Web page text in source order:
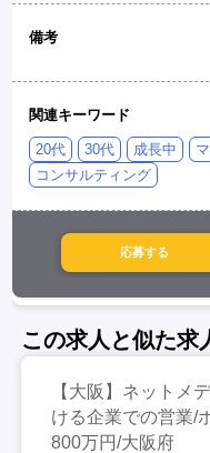
備考
関連キーワード
20代 30代 成長中
コンサルティング
この求人と似た求
【大阪】ネットメ
ける企業での営業/
800万円/大阪府